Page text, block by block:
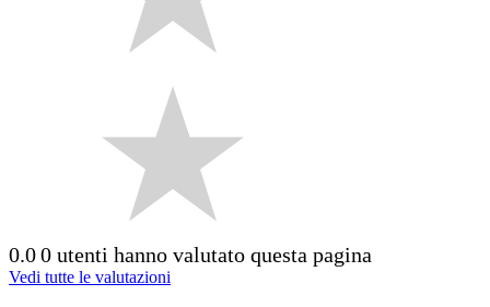
0.00 utenti hanno valutato questa pagina
Vedi tutte le valutazioni